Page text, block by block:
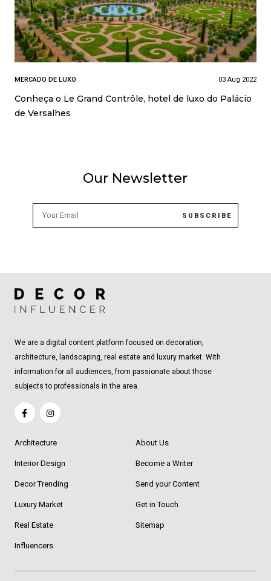
MERCADO DE LUXO 03 Aug 2022
Conheça o Le Grand Contrôle, hotel de luxo do Palácio
de Versalhes
Our Newsletter
We are a digital content platform focused on decoration,
architecture, landscaping, real estate and luxury market. With
information for all audiences, from passionate about those
subjects to professionals in the area.
Architecture
Interior Design
Decor Trending
Luxury Market
Real Estate
Influencers
About Us
Become a Writer
Send your Content
Get in Touch
Sitemap